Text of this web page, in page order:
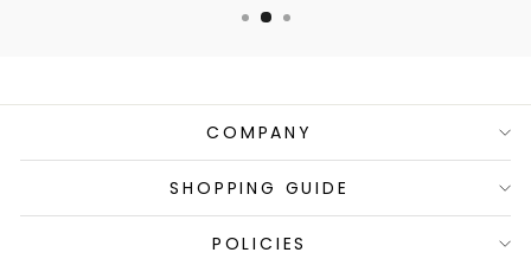
COMPANY
SHOPPING GUIDE
POLICIES